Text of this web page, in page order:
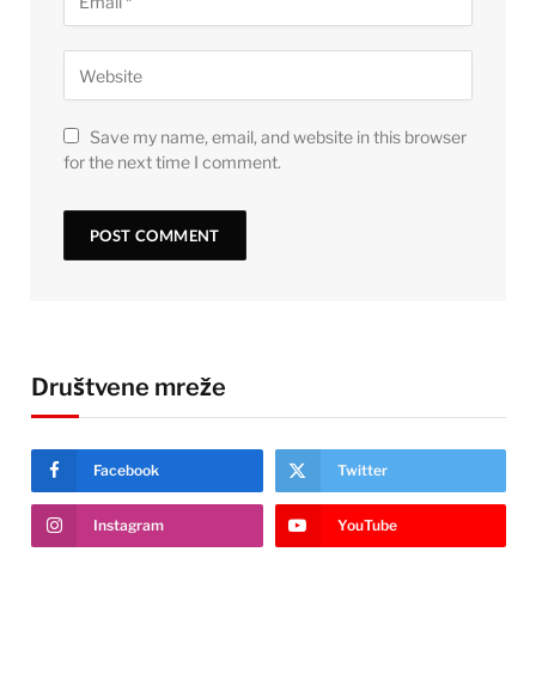
Save my name, email, and website in this browser
for the next time I comment.
Društvene mreže
Facebook Twitter
Instagram YouTube